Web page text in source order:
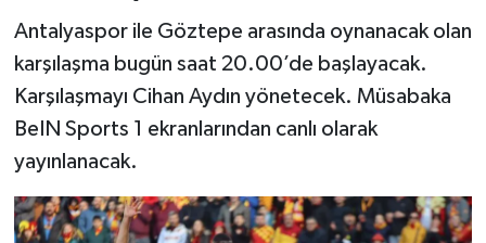
Antalyaspor ile Göztepe arasında oynanacak olan
karşılaşma bugün saat 20.00’de başlayacak.
Karşılaşmayı Cihan Aydın yönetecek. Müsabaka
BeIN Sports 1 ekranlarından canlı olarak
yayınlanacak.